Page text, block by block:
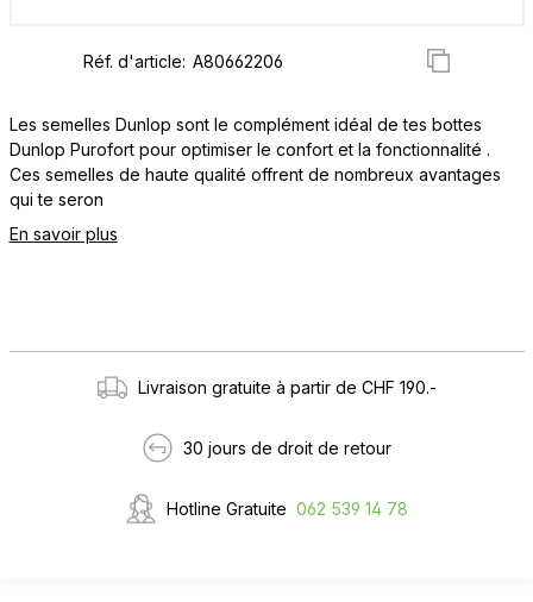
Réf. d'article:
Les semelles Dunlop sont le complément idéal de tes bottes
Dunlop Purofort pour optimiser le confort et la fonctionnalité .
Ces semelles de haute qualité offrent de nombreux avantages
qui te seron
En savoir plus
Livraison gratuite à partir de CHF 190.-
30 jours de droit de retour
Hotline Gratuite 062 539 14 78